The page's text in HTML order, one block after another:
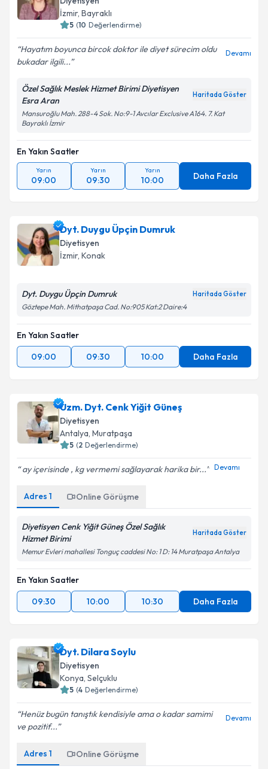
İzmir, Bayraklı
5 (10 Değerlendirme)
Hayatım boyunca bircok doktor ile diyet sürecim oldu
bukadar ilgili...
Devamı
Özel Sağlık Meslek Hizmet Birimi Diyetisyen
Esra Aran
Haritada Göster
Mansuroğlu Mah. 288-4 Sok. No:9-1 Avcılar Exclusive A164. 7. Kat
Bayraklı İzmir
En Yakın Saatler
Yarın
09:00
Yarın
09:30
Yarın
10:00 Daha Fazla
Dyt. Duygu Üpçin Dumruk
Diyetisyen
İzmir, Konak
Dyt. Duygu Üpçin Dumruk Haritada Göster
Göztepe Mah. Mithatpaşa Cad. No:905 Kat:2 Daire:4
En Yakın Saatler
09:00
09:30 10:00 Daha Fazla
Uzm. Dyt. Cenk Yiğit Güneş
Diyetisyen
Antalya, Muratpaşa
5 (2 Değerlendirme)
ay içerisinde , kg vermemi sağlayarak harika bir... Devamı
Adres 1 Online Görüşme
Diyetisyen Cenk Yiğit Güneş Özel Sağlık
Hizmet Birimi
Haritada Göster
Memur Evleri mahallesi Tonguç caddesi No: 1 D: 14 Muratpaşa Antalya
En Yakın Saatler
09:30
10:00 10:30 Daha Fazla
Dyt. Dilara Soylu
Diyetisyen
Konya, Selçuklu
5 (4 Değerlendirme)
Henüz bugün tanıştık kendisiyle ama o kadar samimi
ve pozitif...
Devamı
Adres 1 Online Görüşme